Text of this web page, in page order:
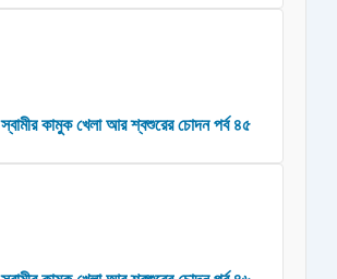
কামুক খেলা আর শ্বশুরের চোদন পর্ব ৪৫